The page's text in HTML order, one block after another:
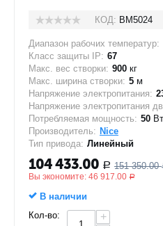
КОД: BM5024
Диапазон рабочих температур:
Класс защиты IP: 67
Макс. вес створки: 900 кг
Макс. ширина створки: 5 м
Напряжение электропитания:
Напряжение электропитания
Потребляемая мощность: 50 Вт
Производитель: Nice
Тип привода: Линейный
104 433.00 Р 151 350.00
Вы экономите: 46 917.00 Р
В наличии
Кол-во:
+